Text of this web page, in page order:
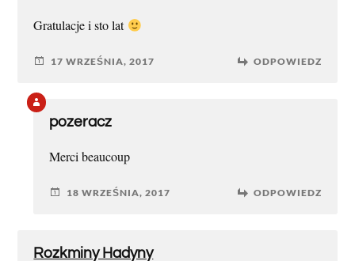
Gratulacje i sto lat
17 WRZEŚNIA, 2017 ODPOWIEDZ
pozeracz
Merci beaucoup
18 WRZEŚNIA, 2017 ODPOWIEDZ
Rozkminy Hadyny